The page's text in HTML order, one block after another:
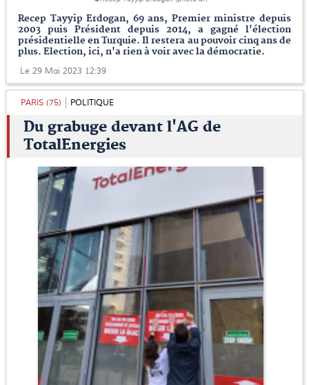
Recep Tayyip Erdogan, 69 ans, Premier ministre depuis
2003 puis Président depuis 2014, a gagné l'élection
présidentielle en Turquie. Il restera au pouvoir cinq ans de
plus. Election, ici, n'a rien à voir avec la démocratie.
Le 29 Mai 2023 12:39
PARIS (75) POLITIQUE
Du grabuge devant l'AG de
TotalEnergies